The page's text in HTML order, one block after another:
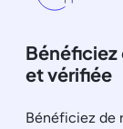
et vérifiée
Bénéficiez de